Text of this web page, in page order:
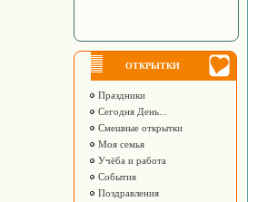
ОТКРЫТКИ
Праздники
Сегодня День...
Смешные открытки
Моя семья
Учёба и работа
События
Поздравления